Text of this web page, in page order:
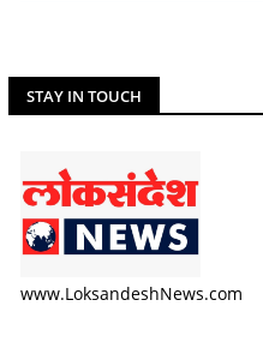
STAY IN TOUCH
www.LoksandeshNews.com